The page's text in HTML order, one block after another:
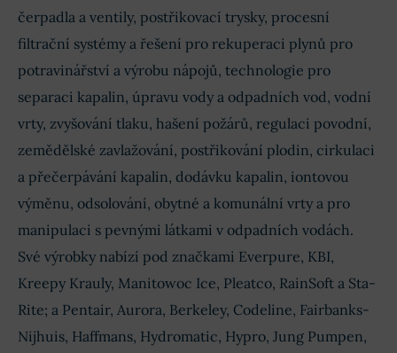
čerpadla a ventily, postřikovací trysky, procesní
filtrační systémy a řešení pro rekuperaci plynů pro
potravinářství a výrobu nápojů, technologie pro
separaci kapalin, úpravu vody a odpadních vod, vodní
vrty, zvyšování tlaku, hašení požárů, regulaci povodní,
zemědělské zavlažování, postřikování plodin, cirkulaci
a přečerpávání kapalin, dodávku kapalin, iontovou
výměnu, odsolování, obytné a komunální vrty a pro
manipulaci s pevnými látkami v odpadních vodách.
Své výrobky nabízí pod značkami Everpure, KBI,
Kreepy Krauly, Manitowoc Ice, Pleatco, RainSoft a Sta-
Rite; a Pentair, Aurora, Berkeley, Codeline, Fairbanks-
Nijhuis, Haffmans, Hydromatic, Hypro, Jung Pumpen,